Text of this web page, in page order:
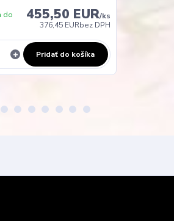
455,50 EUR/ks
376,45 EURbez DPH
do
Pridať do košíka